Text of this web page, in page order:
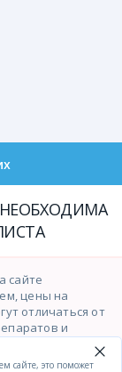
сайте
цены на
отличаться от
и
уточнять у
03-03.
сайте, это поможет